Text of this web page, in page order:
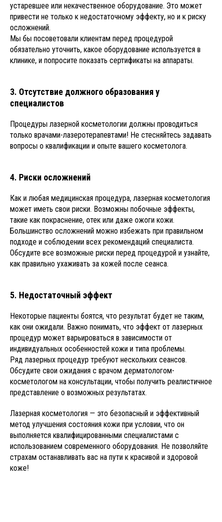
устаревшее или некачественное оборудование. Это может
привести не только к недостаточному эффекту, но и к риску
осложнений.
Мы бы посоветовали клиентам перед процедурой
обязательно уточнить, какое оборудование используется в
клинике, и попросите показать сертификаты на аппараты.
3. Отсутствие должного образования у
специалистов
Процедуры лазерной косметологии должны проводиться
только врачами-лазеротерапевтами! Не стесняйтесь задавать
вопросы о квалификации и опыте вашего косметолога.
4. Риски осложнений
Как и любая медицинская процедура, лазерная косметология
может иметь свои риски. Возможны побочные эффекты,
такие как покраснение, отек или даже ожоги кожи.
Большинство осложнений можно избежать при правильном
подходе и соблюдении всех рекомендаций специалиста.
Обсудите все возможные риски перед процедурой и узнайте,
как правильно ухаживать за кожей после сеанса.
5. Недостаточный эффект
Некоторые пациенты боятся, что результат будет не таким,
как они ожидали. Важно понимать, что эффект от лазерных
процедур может варьироваться в зависимости от
индивидуальных особенностей кожи и типа проблемы.
Ряд лазерных процедур требуют нескольких сеансов.
Обсудите свои ожидания с врачом дерматологом-
косметологом на консультации, чтобы получить реалистичное
представление о возможных результатах.
Лазерная косметология — это безопасный и эффективный
метод улучшения состояния кожи при условии, что он
выполняется квалифицированными специалистами с
использованием современного оборудования. Не позволяйте
страхам останавливать вас на пути к красивой и здоровой
коже!